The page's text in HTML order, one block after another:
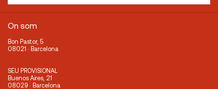
On som
Bon Pastor, 5
08021 · Barcelona
SEU PROVISIONAL
Buenos Aires, 21
08029 · Barcelona